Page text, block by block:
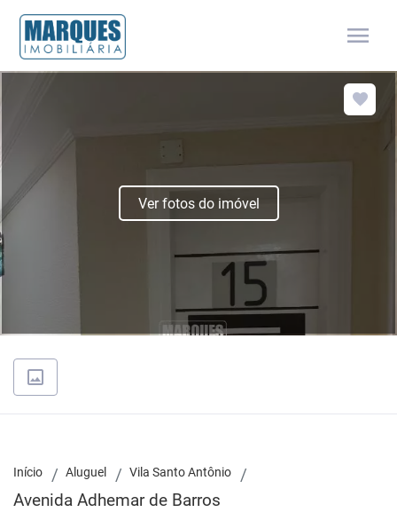
menu
Ver fotos do imóvel
Início Aluguel Vila Santo Antônio
Avenida Adhemar de Barros